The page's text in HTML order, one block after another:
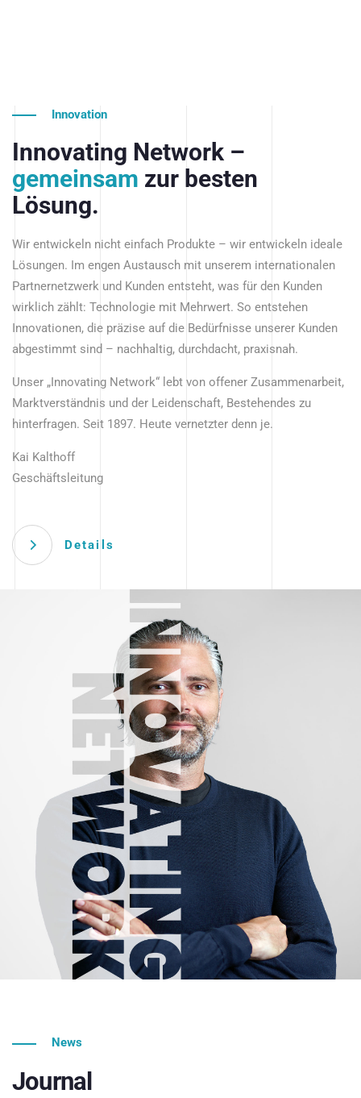
Innovation
Innovating Network –
gemeinsam zur besten
Lösung.
Wir entwickeln nicht einfach Produkte – wir entwickeln ideale
Lösungen. Im engen Austausch mit unserem internationalen
Partnernetzwerk und Kunden entsteht, was für den Kunden
wirklich zählt: Technologie mit Mehrwert. So entstehen
Innovationen, die präzise auf die Bedürfnisse unserer Kunden
abgestimmt sind – nachhaltig, durchdacht, praxisnah.
Unser „Innovating Network“ lebt von offener Zusammenarbeit,
Marktverständnis und der Leidenschaft, Bestehendes zu
hinterfragen. Seit 1897. Heute vernetzter denn je.
Kai Kalthoff
Geschäftsleitung
Details
News
Journal